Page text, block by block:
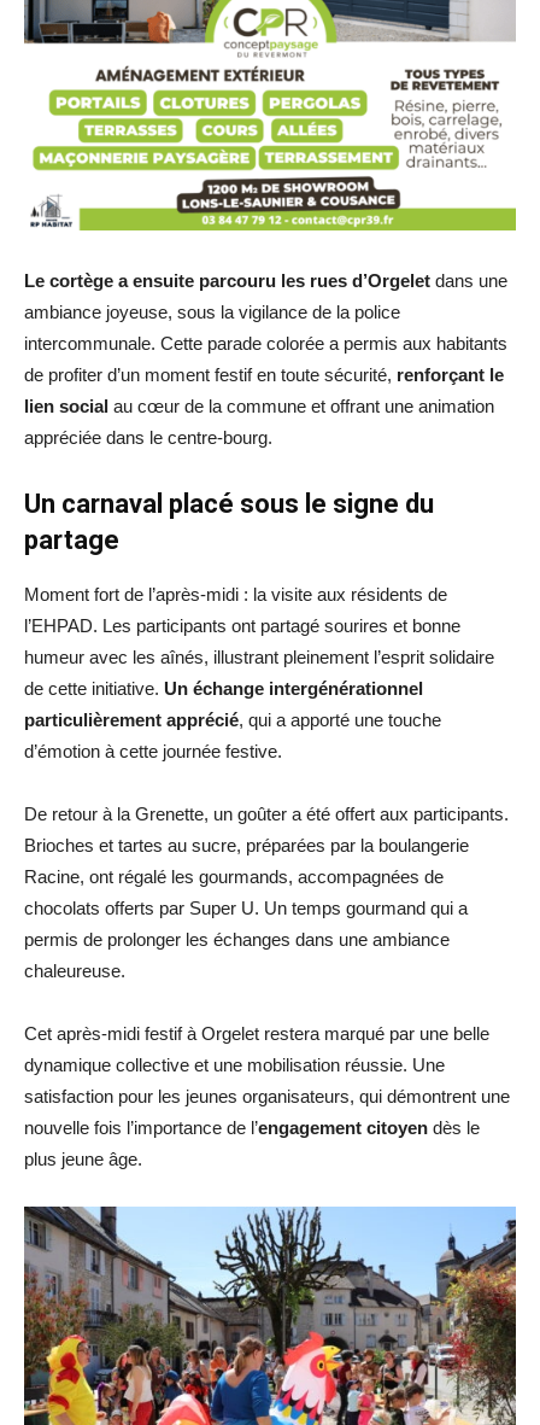
Le cortège a ensuite parcouru les rues d’Orgelet dans une
ambiance joyeuse, sous la vigilance de la police
intercommunale. Cette parade colorée a permis aux habitants
de profiter d’un moment festif en toute sécurité, renforçant le
lien social au cœur de la commune et offrant une animation
appréciée dans le centre-bourg.
Un carnaval placé sous le signe du
partage
Moment fort de l’après-midi : la visite aux résidents de
l’EHPAD. Les participants ont partagé sourires et bonne
humeur avec les aînés, illustrant pleinement l’esprit solidaire
de cette initiative. Un échange intergénérationnel
particulièrement apprécié, qui a apporté une touche
d’émotion à cette journée festive.
De retour à la Grenette, un goûter a été offert aux participants.
Brioches et tartes au sucre, préparées par la boulangerie
Racine, ont régalé les gourmands, accompagnées de
chocolats offerts par Super U. Un temps gourmand qui a
permis de prolonger les échanges dans une ambiance
chaleureuse.
Cet après-midi festif à Orgelet restera marqué par une belle
dynamique collective et une mobilisation réussie. Une
satisfaction pour les jeunes organisateurs, qui démontrent une
nouvelle fois l’importance de l’engagement citoyen dès le
plus jeune âge.